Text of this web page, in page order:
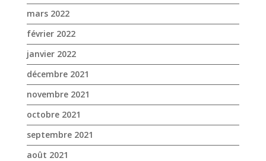
mars 2022
février 2022
janvier 2022
décembre 2021
novembre 2021
octobre 2021
septembre 2021
août 2021